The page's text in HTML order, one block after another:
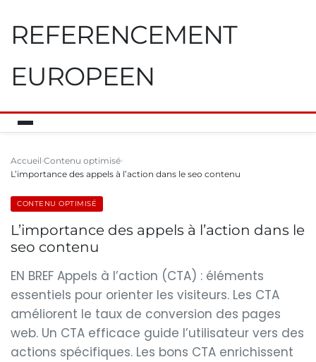
REFERENCEMENT
EUROPEEN
Accueil Contenu optimisé
L’importance des appels à l’action dans le seo contenu
CONTENU OPTIMISÉ
L’importance des appels à l’action dans le
seo contenu
EN BREF Appels à l’action (CTA) : éléments
essentiels pour orienter les visiteurs. Les CTA
améliorent le taux de conversion des pages
web. Un CTA efficace guide l’utilisateur vers des
actions spécifiques. Les bons CTA enrichissent